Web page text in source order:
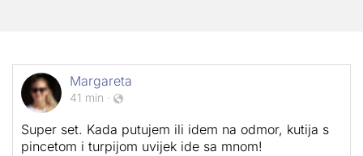
Margareta
41 min ·
Super set. Kada putujem ili idem na odmor, kutija s
pincetom i turpijom uvijek ide sa mnom!